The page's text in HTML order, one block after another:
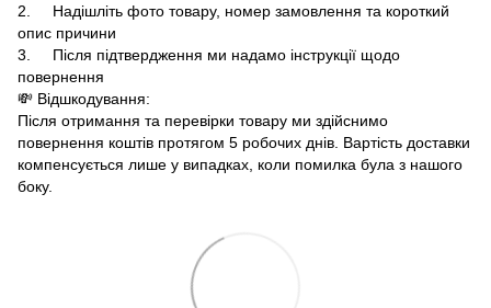
2. Надішліть фото товару, номер замовлення та короткий
опис причини
3. Після підтвердження ми надамо інструкції щодо
повернення
💸 Відшкодування:
Після отримання та перевірки товару ми здійснимо
повернення коштів протягом 5 робочих днів. Вартість доставки
компенсується лише у випадках, коли помилка була з нашого
боку.